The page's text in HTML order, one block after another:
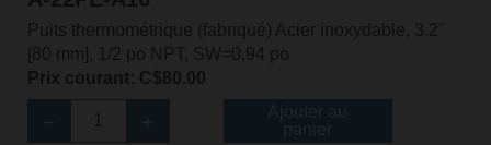
Puits thermométrique (fabriqué) Acier inoxydable, 3.2"
[80 mm], 1/2 po NPT, SW=0,94 po
Prix courant: C$80.00